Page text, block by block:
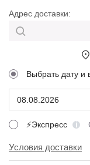
Адрес доставки:
Выбрать дату и
⚡Экспресс
Условия доставки